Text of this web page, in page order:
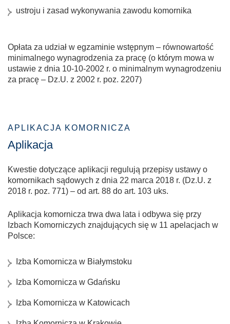
ustroju i zasad wykonywania zawodu komornika
Opłata za udział w egzaminie wstępnym – równowartość
minimalnego wynagrodzenia za pracę (o którym mowa w
ustawie z dnia 10-10-2002 r. o minimalnym wynagrodzeniu
za pracę – Dz.U. z 2002 r. poz. 2207)
APLIKACJA KOMORNICZA
Aplikacja
Kwestie dotyczące aplikacji regulują przepisy ustawy o
komornikach sądowych z dnia 22 marca 2018 r. (Dz.U. z
2018 r. poz. 771) – od art. 88 do art. 103 uks.
Aplikacja komornicza trwa dwa lata i odbywa się przy
Izbach Komorniczych znajdujących się w 11 apelacjach w
Polsce:
Izba Komornicza w Białymstoku
Izba Komornicza w Gdańsku
Izba Komornicza w Katowicach